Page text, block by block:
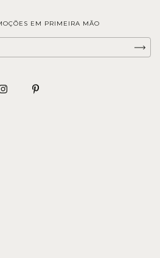
EM PRIMEIRA MÃO